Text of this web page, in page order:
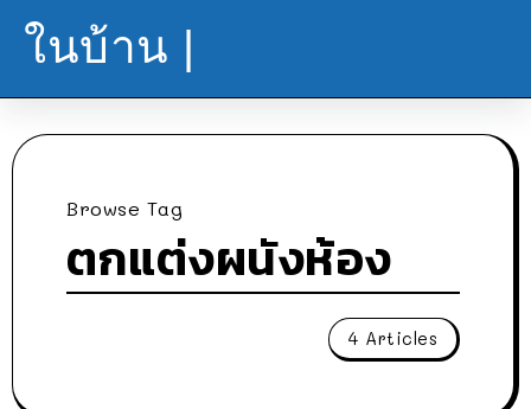
ในบ้าน |
Browse Tag
ตกแต่งผนังห้อง
4 Articles